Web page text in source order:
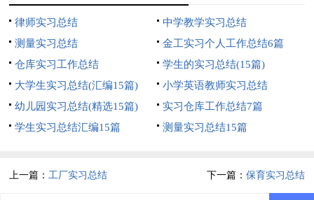
律师实习总结
中学教学实习总结
测量实习总结
金工实习个人工作总结6篇
仓库实习工作总结
学生的实习总结(15篇)
大学生实习总结(汇编15篇)
小学英语教师实习总结
幼儿园实习总结(精选15篇)
实习仓库工作总结7篇
学生实习总结汇编15篇
测量实习总结15篇
上一篇：工厂实习总结 下一篇： 保育实习总结